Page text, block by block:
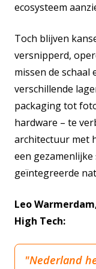
ecosysteem
Toch blijven
versnipperd,
missen de schaal
verschillende
packaging tot
hardware – te
architectuur met
een
geïntegreerde
Leo
High Tech:
"Nederland